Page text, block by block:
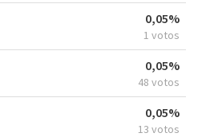
0,05%
1 votos
0,05%
48 votos
0,05%
13 votos